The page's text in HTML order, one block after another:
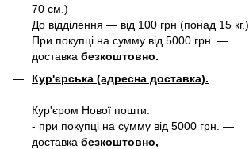
70 см.)
До відділення — від 100 грн (понад 15 кг.)
При покупці на сумму від 5000 грн. —
доставка безкоштовно.
Кур'єрська (адресна доставка).
Кур'єром Нової пошти:
- при покупці на сумму від 5000 грн. —
доставка безкоштовно,